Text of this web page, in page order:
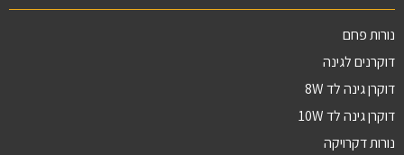
נורות פחם
דוקרנים לגינה
דוקרן גינה לד 8W
דוקרן גינה לד 10W
נורות דקרויקה